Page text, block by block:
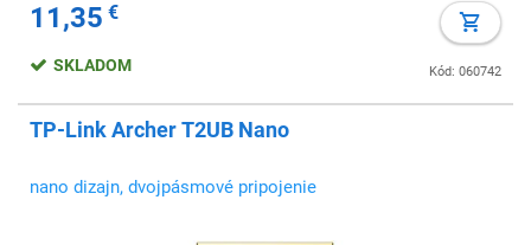
11,35 €
Kód: 060742
SKLADOM
TP-Link Archer T2UB Nano
nano dizajn, dvojpásmové pripojenie